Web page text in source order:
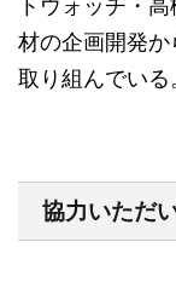
材の企画開発か
取り組んでいる
協力いただ